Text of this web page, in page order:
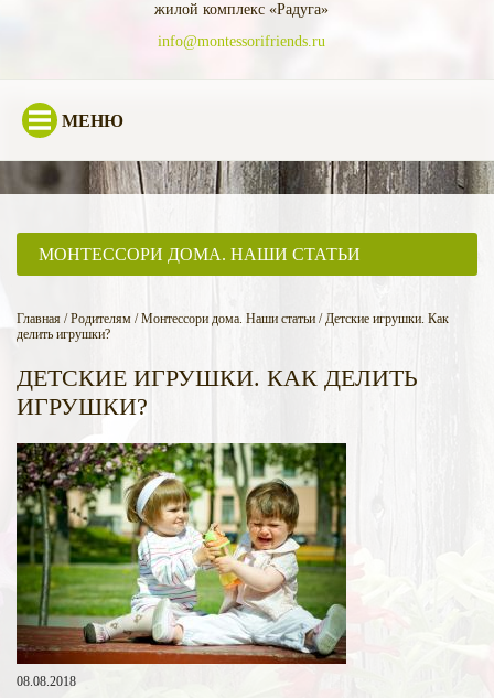
жилой комплекс «Радуга»
info@montessorifriends.ru
МЕНЮ
Главная / Родителям / Монтессори дома. Наши статьи / Детские игрушки. Как
делить игрушки?
ДЕТСКИЕ ИГРУШКИ. КАК ДЕЛИТЬ
ИГРУШКИ?
08.08.2018
МОНТЕССОРИ ДОМА. НАШИ СТАТЬИ